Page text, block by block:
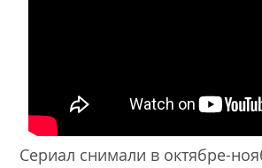
Сериал снимали в октябре-